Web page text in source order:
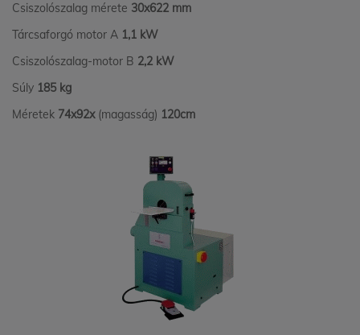
Csiszolószalag mérete 30x622 mm
Tárcsaforgó motor A 1,1 kW
Csiszolószalag-motor B 2,2 kW
Súly 185 kg
Méretek 74x92x(magasság) 120cm